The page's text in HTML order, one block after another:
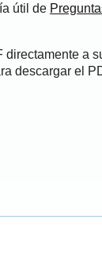
útil de
directamente a
descargar el